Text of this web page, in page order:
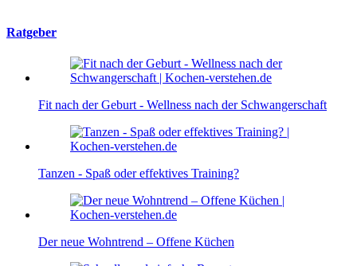
Ratgeber
Fit nach der Geburt - Wellness nach der Schwangerschaft
Tanzen - Spaß oder effektives Training?
Der neue Wohntrend – Offene Küchen